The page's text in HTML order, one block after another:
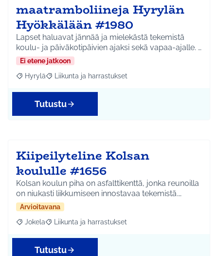
maatramboliineja Hyrylän
Hyökkälään #1980
Lapset haluavat jännää ja mielekästä tekemistä
koulu- ja päiväkotipäivien ajaksi sekä vapaa-ajalle. …
Ei etene jatkoon
Rajaa tulokset aihepiirin mukaan: Hyrylä
Hyrylä Rajaa tulokset teeman mukaan: Liikunta ja
Liikunta ja harrastukset
Tutustu
Kiipeilyteline Kolsan
koululle #1656
Kolsan koulun piha on asfalttikenttä, jonka reunoilla
on niukasti liikkumiseen innostavaa tekemistä.…
Arvioitavana
Rajaa tulokset aihepiirin mukaan: Jokela
Jokela Rajaa tulokset teeman mukaan: Liikunta ja
Liikunta ja harrastukset
Tutustu